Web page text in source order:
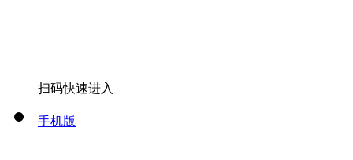
扫码快速进入
手机版